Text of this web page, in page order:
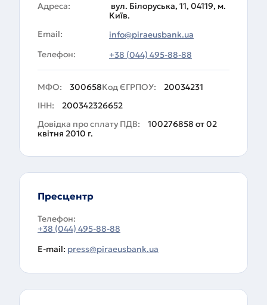
Адреса:
вул. Білоруська, 11, 04119, м.
Київ.
Email:
info@piraeusbank.ua
Телефон:
+38 (044) 495-88-88
МФО: 300658Код ЄГРПОУ:
20034231
ІНН:
200342326652
Довідка про сплату ПДВ:
100276858 от 02
квітня 2010 г.
Пресцентр
Телефон:
+38 (044) 495-88-88
E-mail: press@piraeusbank.ua